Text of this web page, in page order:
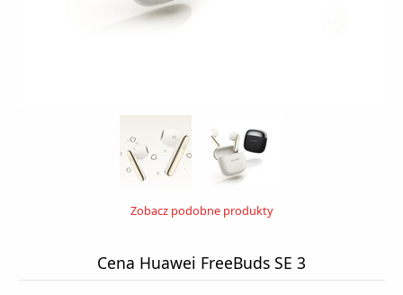
Zobacz podobne produkty
Cena Huawei FreeBuds SE 3